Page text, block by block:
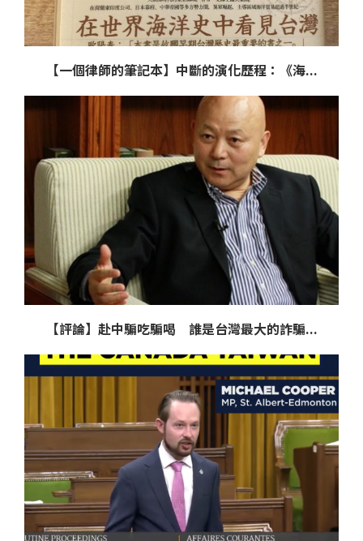
【一個律師的筆記本】中斷的演化歷程：《海...
【評論】赴中騙吃騙喝 誰是台灣最大的詐騙...